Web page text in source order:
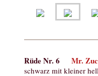
Rüde Nr. 6 Mr.
schwarz mit kleiner